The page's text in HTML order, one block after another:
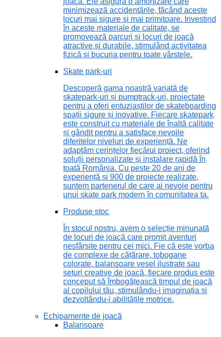
minimizează accidentările, făcând aceste
locuri mai sigure și mai primitoare. Investind
în aceste materiale de calitate, se
promovează parcuri și locuri de joacă
atractive și durabile, stimulând activitatea
fizică și bucuria pentru toate vârstele.
Skate park-uri
Descoperă gama noastră variată de
skatepark-uri și pumptrack-uri, proiectate
pentru a oferi entuziaștilor de skateboarding
spații sigure și inovative. Fiecare skatepark
este construit cu materiale de înaltă calitate
și gândit pentru a satisface nevoile
diferitelor niveluri de experiență. Ne
adaptăm cerințelor fiecărui proiect, oferind
soluții personalizate și instalare rapidă în
toată România. Cu peste 20 de ani de
experiență și 900 de proiecte realizate,
suntem partenerul de care ai nevoie pentru
unui skate park modern în comunitatea ta.
Produse stoc
În stocul nostru, avem o selecție minunată
de locuri de joacă care promit aventuri
nesfârșite pentru cei mici. Fie că este vorba
de complexe de cățărare, tobogane
colorate, balansoare vesel ilustrate sau
seturi creative de joacă, fiecare produs este
conceput să îmbogățească timpul de joacă
al copilului tău, stimulându-i imaginația și
dezvoltându-i abilitățile motrice.
Echipamente de joacă
Balansoare